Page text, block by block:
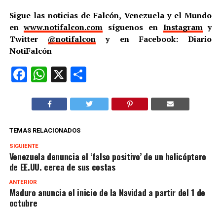
Sigue las noticias de Falcón, Venezuela y el Mundo
enwww.notifalcon.com síguenos en Instagramy
Twitter @notifalcon y en Facebook: Diario
NotiFalcón
Facebook
WhatsApp
X
TEMAS RELACIONADOS
SIGUIENTE
Venezuela denuncia el ‘falso positivo’ de un helicóptero
de EE.UU. cerca de sus costas
ANTERIOR
Maduro anuncia el inicio de la Navidad a partir del 1 de
octubre